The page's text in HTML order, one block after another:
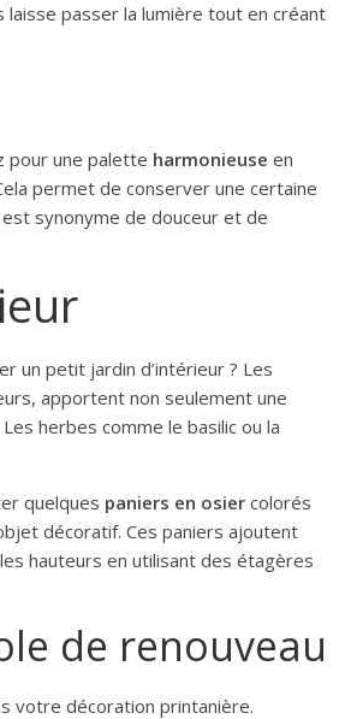
passer la lumière tout en créant
pour une palette harmonieuse en
permet de conserver une certaine
synonyme de douceur et de
un petit jardin d’intérieur ? Les
apportent non seulement une
herbes comme le basilic ou la
quelques paniers en osier colorés
décoratif. Ces paniers ajoutent
hauteurs en utilisant des étagères
de renouveau
votre décoration printanière.